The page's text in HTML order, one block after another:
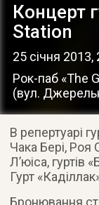
Концерт
Station
25 січня 2013,
Рок-паб «The
(вул.
В репертуарі
Чака Бері, Роя
Л’юіса, гуртів
Гурт
Бронювання